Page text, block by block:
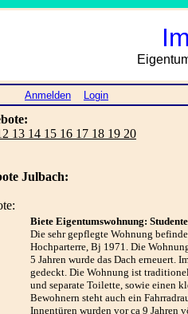
Anmelden
Login
13 14 15 16 17 18 19 20
Julbach:
Biete Eigentumswohnung:
Die sehr gepflegte Wohnung
Hochparterre, Bj 1971. Die
5 Jahren wurde das Dach erneuert.
gedeckt. Die Wohnung ist
und separate Toilette, sowie einen
Bewohnern steht auch ein
Innentüren wurden vor ca 9 Jahren